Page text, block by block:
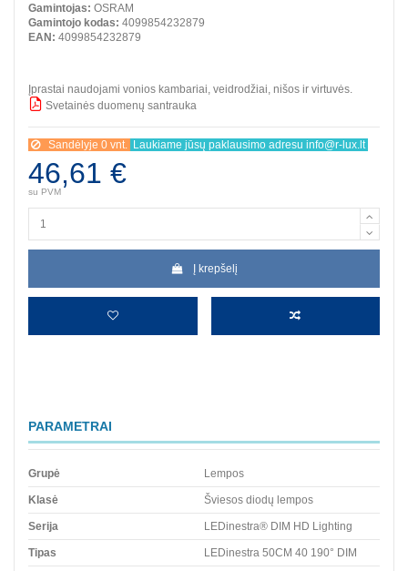
Gamintojas: OSRAM
Gamintojo kodas: 4099854232879
EAN: 4099854232879
Įprastai naudojami vonios kambariai, veidrodžiai, nišos ir virtuvės.
Svetainės duomenų santrauka
Sandėlyje 0 vnt. Laukiame jūsų paklausimo adresu info@r-lux.lt
46,61 €
su PVM
Į krepšelį
PARAMETRAI
Grupė Lempos
Klasė Šviesos diodų lempos
Serija LEDinestra® DIM HD Lighting
Tipas LEDinestra 50CM 40 190° DIM